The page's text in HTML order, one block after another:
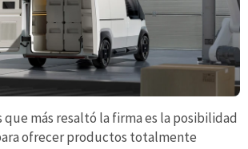
más resaltó la firma es la posibilidad
ofrecer productos totalmente